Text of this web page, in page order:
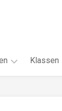
Klassen